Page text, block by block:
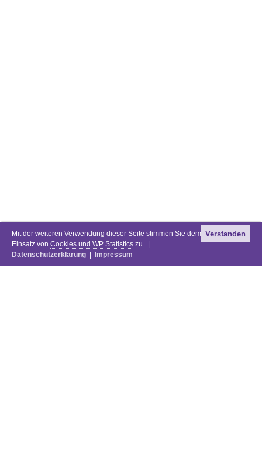
Mit der weiteren Verwendung dieser Seite stimmen Sie dem
Einsatz von Cookies und WP Statistics zu. |
Datenschutzerklärung
Impressum
Verstanden